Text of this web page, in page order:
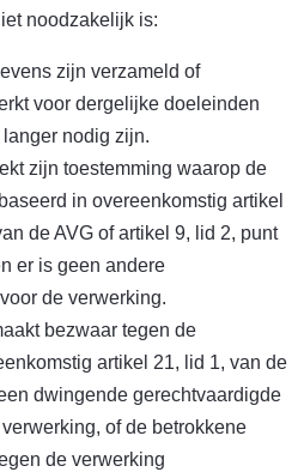
noodzakelijk is:
zijn verzameld of
voor dergelijke doeleinden
nodig zijn.
zijn toestemming waarop de
in overeenkomstig artikel
de AVG of artikel 9, lid 2, punt
er is geen andere
de verwerking.
bezwaar tegen de
artikel 21, lid 1, van de
dwingende gerechtvaardigde
of de betrokkene
de verwerking